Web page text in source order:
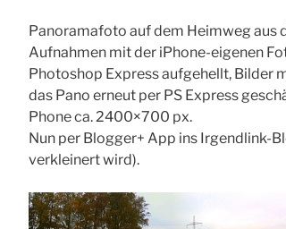
Panoramafoto auf dem Heimweg aus
Aufnahmen mit der iPhone-eigenen
Photoshop Express aufgehellt, Bilder
das Pano erneut per PS Express
Phone ca. 2400×700 px.
Nun per Blogger+ App ins Irgendlink-
verkleinert wird).